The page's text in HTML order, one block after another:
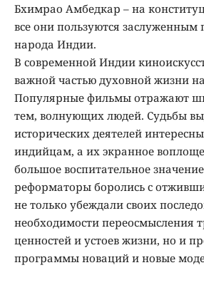
Бхимрао Амбедкар – на
все они пользуются заслуженным
народа Индии.
В современной Индии
важной частью духовной жизни
Популярные фильмы отражают
тем, волнующих людей. Судьбы
исторических деятелей
индийцам, а их экранное
большое воспитательное
реформаторы боролись с
не только убеждали своих
необходимости переосмысления
ценностей и устоев жизни, но и
программы новаций и новые